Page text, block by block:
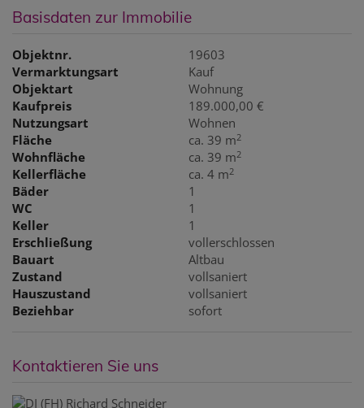
Basisdaten zur Immobilie
Objektnr.
19603
Vermarktungsart
Kauf
Objektart
Wohnung
Kaufpreis
189.000,00 €
Nutzungsart
Wohnen
Fläche
ca. 39 m2
Wohnfläche ca. 39 m2
Kellerfläche ca. 4 m2
Bäder
1
WC
1
Keller
1
Erschließung
vollerschlossen
Bauart
Altbau
Zustand
vollsaniert
Hauszustand
vollsaniert
Beziehbar
sofort
Kontaktieren Sie uns